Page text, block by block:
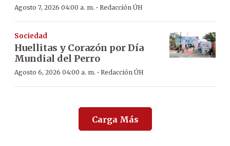
Agosto 7, 2026 04:00 a. m. · Redacción ÚH
Sociedad
Huellitas y Corazón por Día
Mundial del Perro
Agosto 6, 2026 04:00 a. m. · Redacción ÚH
Carga Más